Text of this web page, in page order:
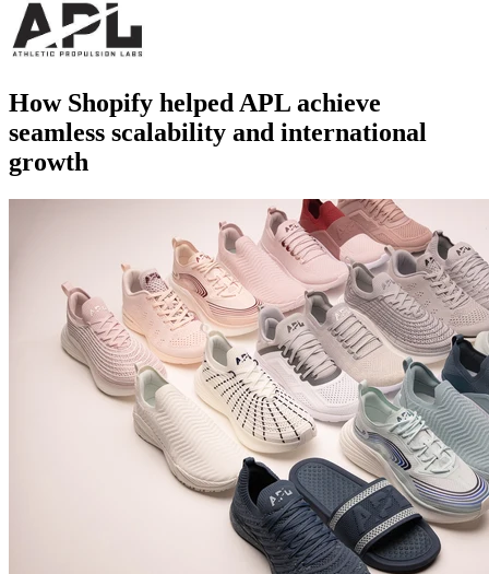
How Shopify helped APL achieve
seamless scalability and international
growth